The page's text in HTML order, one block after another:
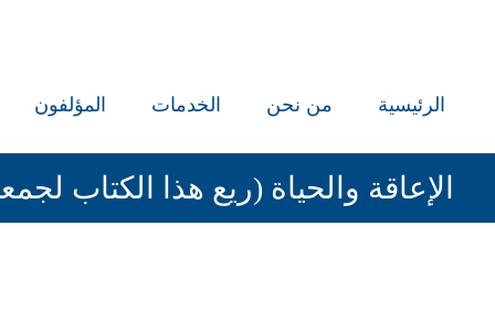
الرئيسية من نحن الخدمات المؤلفون
الإعاقة والحياة (ريع هذا الكتاب